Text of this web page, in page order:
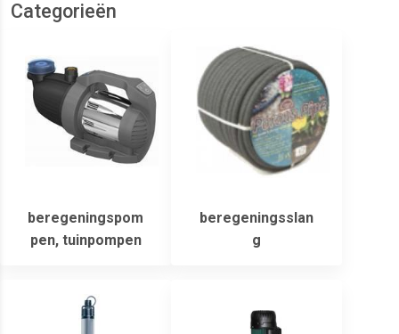
Categorieën
beregeningspom
pen, tuinpompen
beregeningsslan
g